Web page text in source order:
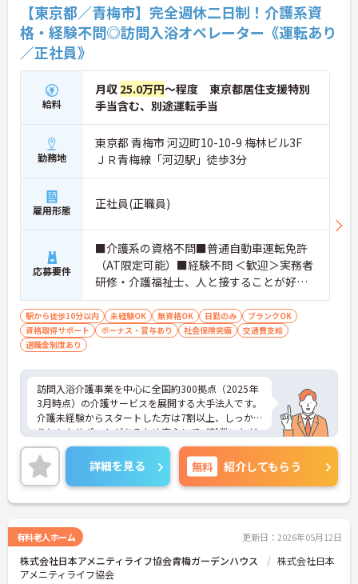
【東京都／青梅市】完全週休二日制！介護系資
格・経験不問◎訪問入浴オペレーター《運転あり
／正社員》
給料
月収 25.0万円～程度 東京都居住支援特別
手当含む、別途運転手当
勤務地
東京都 青梅市 河辺町10-10-9 梅林ビル3F
ＪＲ青梅線「河辺駅」徒歩3分
雇用形態 正社員(正職員)
応募要件
■介護系の資格不問■普通自動車運転免許
（AT限定可能）■経験不問 ＜歓迎＞実務者
研修・介護福祉士、人と接することが好き
な方、チームワークを重視する人
駅から徒歩10分以内 未経験OK 無資格OK 日勤のみ
ブランクOK
資格取得サポート
ボーナス・賞与あり 社会保険完備
交通費支給
退職金制度あり
訪問入浴介護事業を中心に全国約300拠点（2025年
3月時点）の介護サービスを展開する大手法人です。
介護未経験からスタートした方は7割以上、しっか
りとしたサポートがあるため安心してご就業いただ
けます。お風呂に入れなくて困っている方に、手を
差し伸べてあげられるとてもやりがいのあるお仕事
です。ご興味ある方には、面接対策ポイントなど、
さらに詳細をお話しいたしますのでお気軽にご相談
ください！
詳細を見る 無料 紹介してもらう
有料老人ホーム 更新日：2026年05月12日
株式会社日本アメニティライフ協会青梅ガーデンハウス
株式会社日本
アメニティライフ協会